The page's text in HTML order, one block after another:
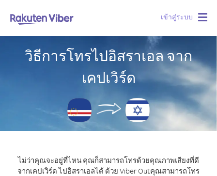
เข้าสู่ระบบ
วิธีการโทรไปอิสราเอล จาก
เคปเวิร์ด
ไม่ว่าคุณจะอยู่ที่ไหน คุณก็สามารถโทรด้วยคุณภาพเสียงที่ดี
จากเคปเวิร์ด ไปอิสราเอลได้ ด้วย Viber Outคุณสามารถโทร